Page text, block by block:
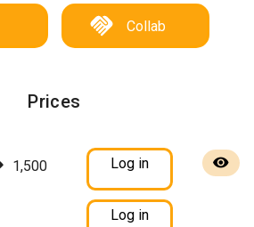
Collab
Prices
1,500 Log in
Log in